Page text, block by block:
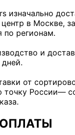
изначально
в Москве,
по регионам.
и
от
России—